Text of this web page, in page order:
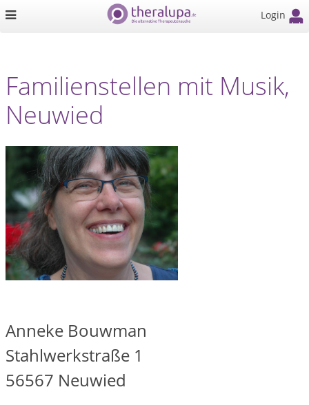
Login
Familienstellen mit Musik,
Neuwied
Anneke Bouwman
Stahlwerkstraße 1
56567 Neuwied